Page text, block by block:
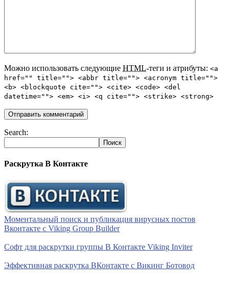
Можно использовать следующие HTML-теги и атрибуты: <a
href="" title=""> <abbr title=""> <acronym title="">
<b> <blockquote cite=""> <cite> <code> <del
datetime=""> <em> <i> <q cite=""> <strike> <strong>
Search:
Раскрутка В Контакте
Моментальный поиск и публикация вирусных постов
Вконтакте с Viking Group Builder
Софт для раскрутки группы В Контакте Viking Inviter
Эффективная раскрутка ВКонтакте с Викинг Ботовод